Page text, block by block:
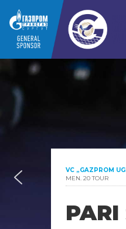
VC „GAZPROM
MEN. 20 TOUR
PARI